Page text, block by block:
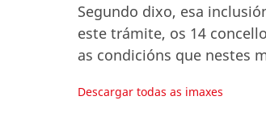
Segundo dixo, esa
este trámite, os 14
as condicións que nestes
Descargar todas as imaxes